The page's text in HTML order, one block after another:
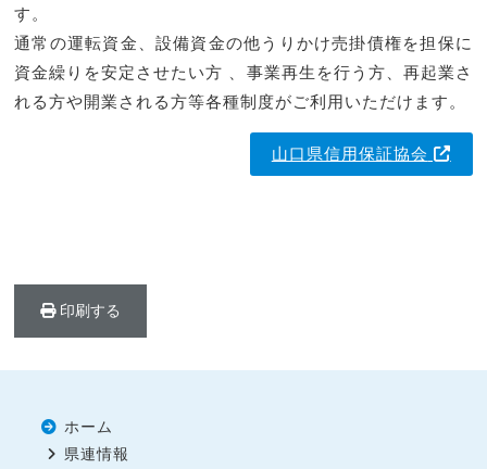
す。
通常の運転資金、設備資金の他うりかけ売掛債権を担保に
資金繰りを安定させたい方 、事業再生を行う方、再起業さ
れる方や開業される方等各種制度がご利用いただけます。
山口県信用保証協会
印刷する
ホーム
県連情報